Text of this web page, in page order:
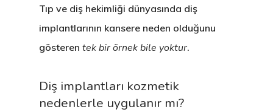
Tıp ve diş hekimliği dünyasında diş
implantlarının kansere neden olduğunu
gösteren tek bir örnek bile yoktur.
Diş implantları kozmetik
nedenlerle uygulanır mı?
T.M.E. Çene Eklemi
Protez